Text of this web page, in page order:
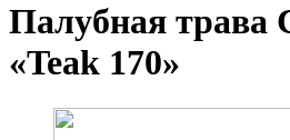
Палубная трава
«Teak 170»